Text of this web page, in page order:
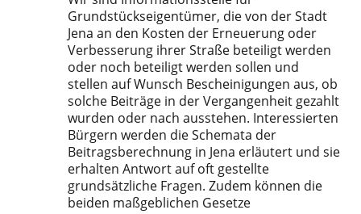
Grundstückseigentümer, die von der Stadt
Jena an den Kosten der Erneuerung oder
Verbesserung ihrer Straße beteiligt werden
oder noch beteiligt werden sollen und
stellen auf Wunsch Bescheinigungen aus, ob
solche Beiträge in der Vergangenheit gezahlt
wurden oder nach ausstehen. Interessierten
Bürgern werden die Schemata der
Beitragsberechnung in Jena erläutert und sie
erhalten Antwort auf oft gestellte
grundsätzliche Fragen. Zudem können die
beiden maßgeblichen Gesetze